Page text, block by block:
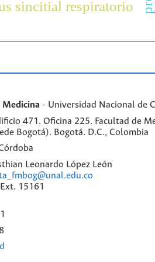
sincitial respiratorio
Medicina - Universidad Nacional de
471. Oficina 225. Facultad de
Bogotá). Bogotá. D.C., Colombia
Leonardo López León
15161